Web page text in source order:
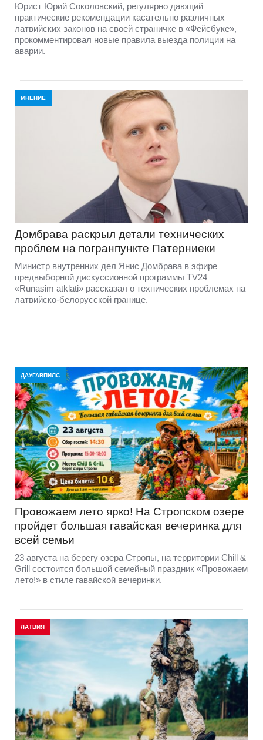
Юрист Юрий Соколовский, регулярно дающий
практические рекомендации касательно различных
латвийских законов на своей страничке в «Фейсбуке»,
прокомментировал новые правила выезда полиции на
аварии.
МНЕНИЕ
Домбравa раскрыл детали технических
проблем на погранпункте Патерниеки
Министр внутренних дел Янис Домбрава в эфире
предвыборной дискуссионной программы TV24
«Runāsim atklāti» рассказал о технических проблемах на
латвийско-белорусской границе.
ДАУГАВПИЛС
Провожаем лето ярко! На Стропском озере
пройдет большая гавайская вечеринка для
всей семьи
23 августа на берегу озера Стропы, на территории Chill &
Grill состоится большой семейный праздник «Провожаем
лето!» в стиле гавайской вечеринки.
ЛАТВИЯ